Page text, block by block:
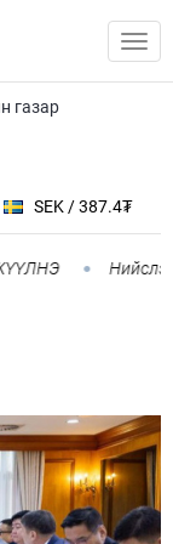
газар
/ 387.4₮
Нийслэлд 107